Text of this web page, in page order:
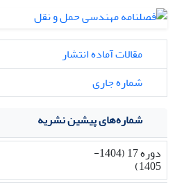
مقالات آماده انتشار
شماره جاری
شماره‌های پیشین نشریه
دوره 17 (1404-
1405)